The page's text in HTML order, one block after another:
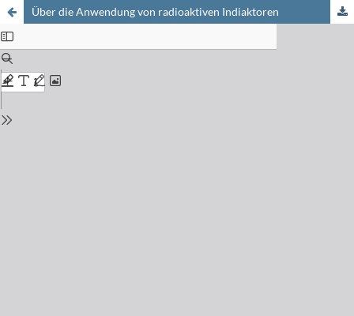
Über die Anwendung von radioaktiven Indiaktoren